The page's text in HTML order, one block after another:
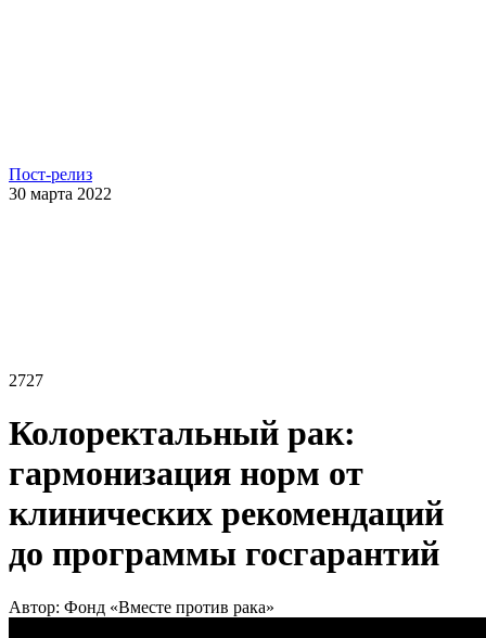
Пост-релиз
30 марта 2022
2727
Колоректальный рак:
гармонизация норм от
клинических рекомендаций
до программы госгарантий
Автор: Фонд «Вместе против рака»